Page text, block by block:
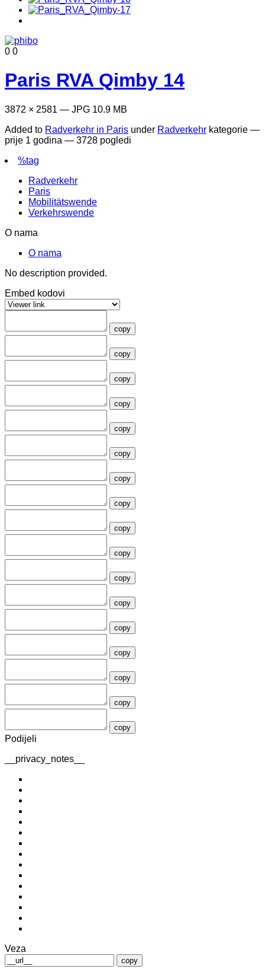
0 0
Paris RVA Qimby 14
3872 × 2581 — JPG 10.9 MB
Added to Radverkehr in Paris under Radverkehr kategorie —
prije 1 godina — 3728 pogledi
%tag
Radverkehr
Paris
Mobilitätswende
Verkehrswende
O nama
O nama
No description provided.
Embed kodovi
copy
copy
copy
copy
copy
copy
copy
copy
copy
copy
copy
copy
copy
copy
copy
copy
copy
Podijeli
__privacy_notes__
Veza
copy